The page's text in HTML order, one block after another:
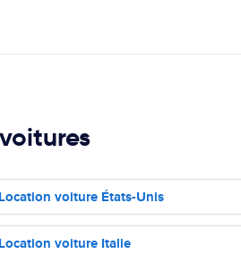
Location voiture États-Unis
Location voiture Italie